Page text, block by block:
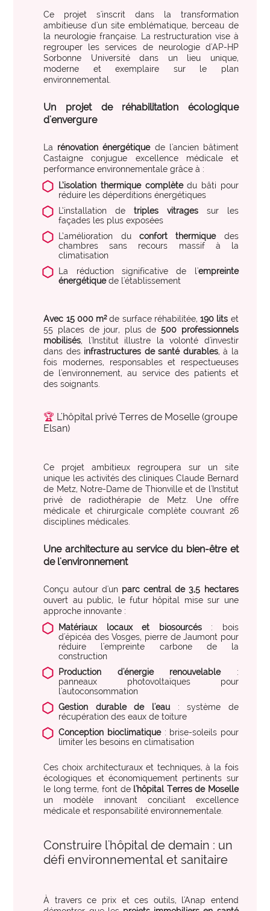
Hôpitaux de Proximité
Imagerie
Organisation du parcours hospitalier
Parcours Chirurgicaux
Parcours de médecine
Périnatalité
Pharmacie Stérilisation
Psychiatrie Santé Mentale
SMR
Soins critiques
Urgences
Plateforme SPASER
La plateforme recense les SPASER déposés par les
établissements pour développer une politique
d'achats durables, pérenne et à impact.
Ce projet s'inscrit dans la transformation
ambitieuse d'un site emblématique, berceau de
la neurologie française. La restructuration vise à
regrouper les services de neurologie d'AP-HP
Sorbonne Université dans un lieu unique,
moderne et exemplaire sur le plan
environnemental.
Un projet de réhabilitation écologique
d'envergure
La rénovation énergétiquede l'ancien bâtiment
Castaigne conjugue excellence médicale et
performance environnementale grâce à :
L’isolation thermique complètedu bâti pour
réduire les déperditions énergétiques
L‘installation de triples vitragessur les
façades les plus exposées
L’amélioration du confort thermique des
chambres sans recours massif à la
climatisation
La réduction significative de l'empreinte
énergétiquede l'établissement
Avec 15 000 m²de surface réhabilitée,190 lits et
55 places de jour, plus de 500 professionnels
mobilisés, l'Institut illustre la volonté d'investir
dans des infrastructures de santé durables, à la
fois modernes, responsables et respectueuses
de l'environnement, au service des patients et
des soignants.
🏆 L'hôpital privé Terres de Moselle (groupe
Elsan)
Ce projet ambitieux regroupera sur un site
unique les activités des cliniques Claude Bernard
de Metz, Notre-Dame de Thionville et de l'Institut
privé de radiothérapie de Metz. Une offre
médicale et chirurgicale complète couvrant 26
disciplines médicales.
Une architecture au service du bien-être et
de l'environnement
Conçu autour d'unparc central de 3,5 hectares
ouvert au public, le futur hôpital mise sur une
approche innovante :
Matériaux locaux et biosourcés: bois
d'épicéa des Vosges, pierre de Jaumont pour
réduire l'empreinte carbone de la
construction
Production d'énergie renouvelable:
panneaux photovoltaïques pour
l'autoconsommation
Gestion durable de l'eau : système de
récupération des eaux de toiture
Conception bioclimatique: brise-soleils pour
limiter les besoins en climatisation
Ces choix architecturaux et techniques, à la fois
écologiques et économiquement pertinents sur
le long terme, font de l'hôpital Terres de Moselle
un modèle innovant conciliant excellence
médicale et responsabilité environnementale.
Construire l'hôpital de demain : un
défi environnemental et sanitaire
À travers ce prix et ces outils, l'Anap entend